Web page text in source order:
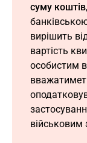
суму коштів
вирішить
вартість
особистим
військовим